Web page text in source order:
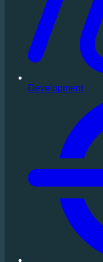
Development